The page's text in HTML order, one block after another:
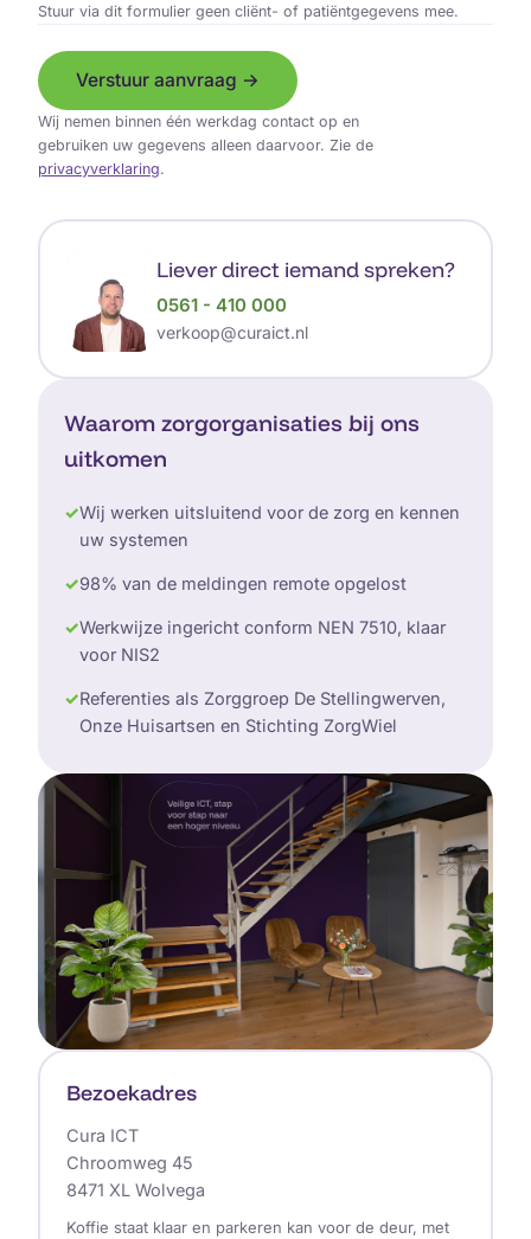
Stuur via dit formulier geen cliënt- of patiëntgegevens mee.
Verstuur aanvraag →
Wij nemen binnen één werkdag contact op en
gebruiken uw gegevens alleen daarvoor. Zie de
privacyverklaring.
Liever direct iemand spreken?
0561 - 410 000
verkoop@curaict.nl
Waarom zorgorganisaties bij ons
uitkomen
✓Wij werken uitsluitend voor de zorg en kennen
uw systemen
✓98% van de meldingen remote opgelost
✓Werkwijze ingericht conform NEN 7510, klaar
voor NIS2
✓Referenties als Zorggroep De Stellingwerven,
Onze Huisartsen en Stichting ZorgWiel
Bezoekadres
Cura ICT
Chroomweg 45
8471 XL Wolvega
Koffie staat klaar en parkeren kan voor de deur, met